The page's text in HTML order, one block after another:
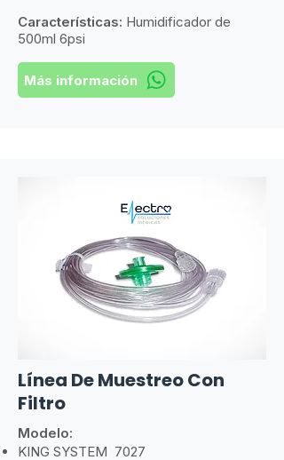
Características: Humidificador de
500ml 6psi
Más información
Línea De Muestreo Con
Filtro
Modelo:
​KING SYSTEM 7027